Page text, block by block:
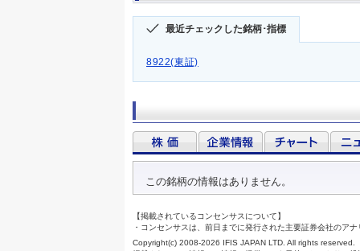
最近チェックした銘柄･指標
8922(東証)